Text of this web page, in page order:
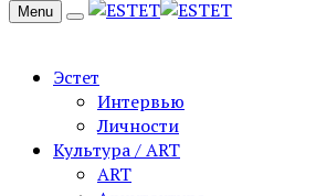
Menu
Эстет
Интервью
Личности
Культура / ART
ART